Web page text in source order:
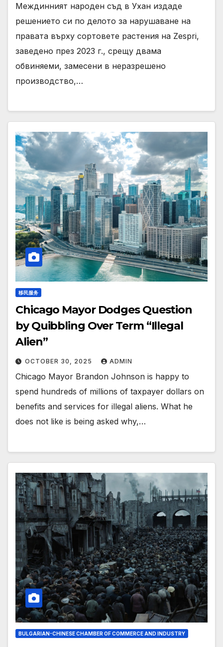
Междинният народен съд в Ухан издаде
решението си по делото за нарушаване на
правата върху сортовете растения на Zespri,
заведено през 2023 г., срещу двама
обвиняеми, замесени в неразрешено
производство,…
移民服务
Chicago Mayor Dodges Question
by Quibbling Over Term “Illegal
Alien”
OCTOBER 30, 2025 ADMIN
Chicago Mayor Brandon Johnson is happy to
spend hundreds of millions of taxpayer dollars on
benefits and services for illegal aliens. What he
does not like is being asked why,…
BULGARIAN-CHINESE CHAMBER OF COMMERCE AND INDUSTRY